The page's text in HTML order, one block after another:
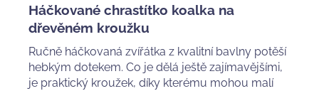
Háčkované chrastítko koalka na
dřevěném kroužku
Ručně háčkovaná zvířátka z kvalitní bavlny potěší
hebkým dotekem. Co je dělá ještě zajímavějšími,
je praktický kroužek, díky kterému mohou malí